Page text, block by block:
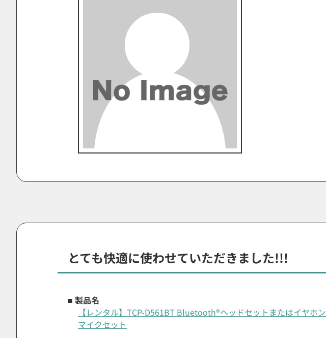
とても快適に使わせていただきました!!!
■ 製品名
【レンタル】TCP-D561BT Bluetooth®ヘッドセットまたはイヤホン
マイクセット